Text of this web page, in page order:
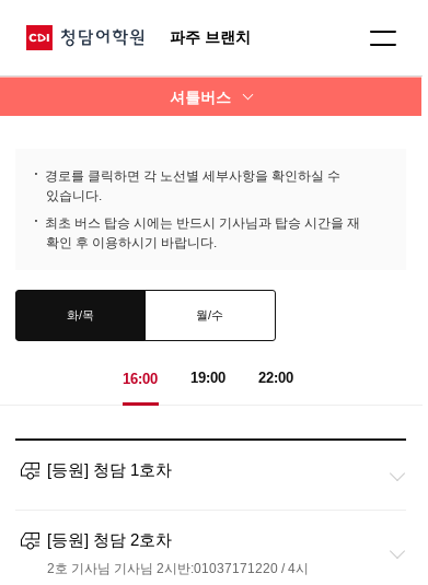
파주 브랜치
셔틀버스
경로를 클릭하면 각 노선별 세부사항을 확인하실 수
있습니다.
최초 버스 탑승 시에는 반드시 기사님과 탑승 시간을 재
확인 후 이용하시기 바랍니다.
화/목 월/수
16:00 19:00 22:00
[등원] 청담 1호차
[등원] 청담 2호차
2호 기사님 기사님 2시반:01037171220 / 4시